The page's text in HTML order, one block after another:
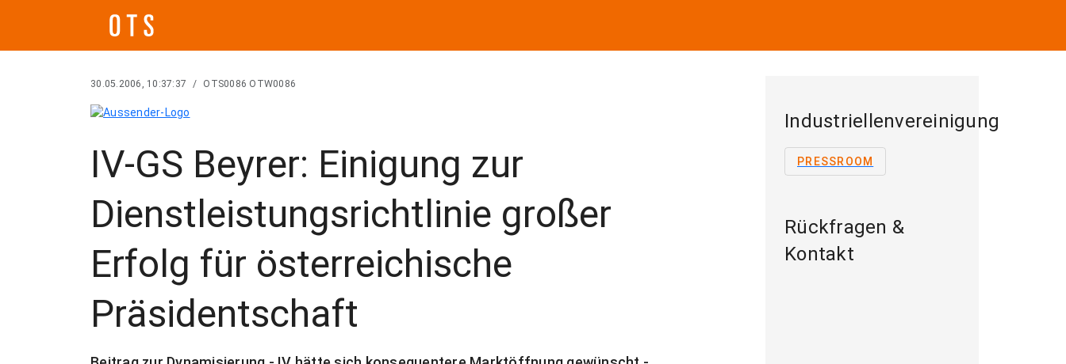
30.05.2006, 10:37:37 / OTS0086 OTW0086
IV-GS Beyrer: Einigung zur
Dienstleistungsrichtlinie großer
Erfolg für österreichische
Präsidentschaft
Industriellenvereinigung
PRESSROOM
Rückfragen &
Kontakt